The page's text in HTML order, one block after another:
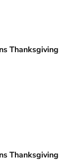
gala in de
Thanksgiving
gala in de
Thanksgiving